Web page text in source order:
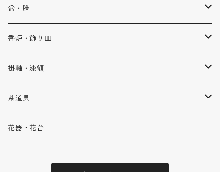
塗り
指輪
イヤリング・ピアス
ブローチ
ブレスレット・バングル
椀
ぐいのみ
カップ
皿
鉢
盆・膳
盆
香炉・飾り皿
香炉
飾り皿
掛軸・漆額
掛軸
漆額
茶道具
干菓子器
花器・花台